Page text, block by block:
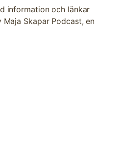
information och länkar
Skapar Podcast, en